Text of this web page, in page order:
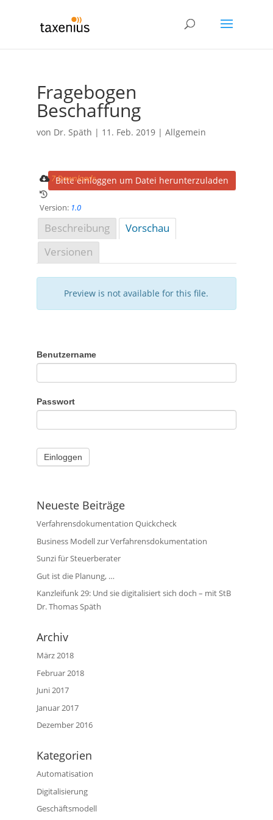
Fragebogen
Beschaffung
von Dr. Späth | 11. Feb. 2019| Allgemein
Bitte einloggen um Datei herunterzuladen
7 Downloads
Version: 1.0
Beschreibung
Vorschau
Versionen
Preview is not available for this file.
Benutzername
Passwort
Neueste Beiträge
Verfahrensdokumentation Quickcheck
Business Modell zur Verfahrensdokumentation
Sunzi für Steuerberater
Gut ist die Planung, …
Kanzleifunk 29: Und sie digitalisiert sich doch – mit StB
Dr. Thomas Späth
Archiv
März 2018
Februar 2018
Juni 2017
Januar 2017
Dezember 2016
Kategorien
Automatisation
Digitalisierung
Geschäftsmodell